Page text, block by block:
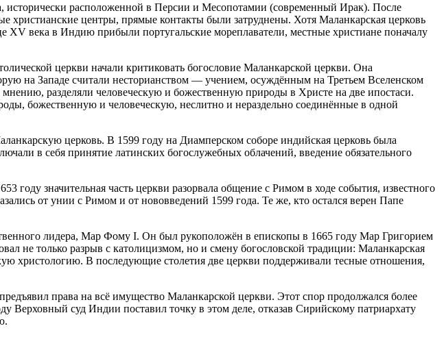
, исторически расположенной в Персии и Месопотамии (современный Ирак). После
христианские центры, прямые контакты были затруднены. Хотя Маланкарская церковь
XV века в Индию прибыли португальские мореплаватели, местные христиане поначалу
церкви начали критиковать богословие Маланкарской церкви. Она
на Западе считали несторианством — учением, осуждённым на Третьем Вселенском
разделяли человеческую и божественную природы в Христе на две ипостаси.
божественную и человеческую, неслитно и нераздельно соединённые в одной
церковь. В 1599 году на Диамперском соборе индийская церковь была
в себя принятие латинских богослужебных облачений, введение обязательного
году значительная часть церкви разорвала общение с Римом в ходе события, известного
от унии с Римом и от нововведений 1599 года. Те же, кто остался верен Папе
лидера, Мар Фому I. Он был рукоположён в епископы в 1665 году Мар Григорием
не только разрыв с католицизмом, но и смену богословской традиции: Маланкарская
христологию. В последующие столетия две церкви поддерживали тесные отношения,
права на всё имущество Маланкарской церкви. Этот спор продолжался более
суд Индии поставил точку в этом деле, отказав Сирийскому патриархату